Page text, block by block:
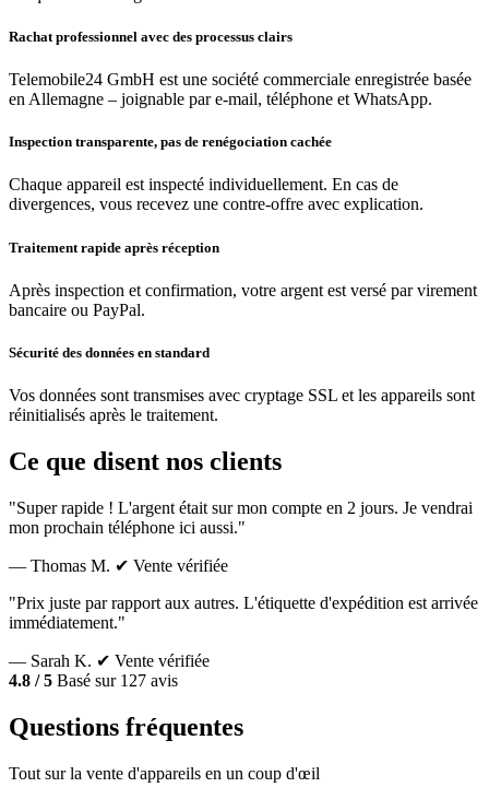
Rachat professionnel avec des processus clairs
Telemobile24 GmbH est une société commerciale enregistrée basée
en Allemagne – joignable par e-mail, téléphone et WhatsApp.
Inspection transparente, pas de renégociation cachée
Chaque appareil est inspecté individuellement. En cas de
divergences, vous recevez une contre-offre avec explication.
Traitement rapide après réception
Après inspection et confirmation, votre argent est versé par virement
bancaire ou PayPal.
Sécurité des données en standard
Vos données sont transmises avec cryptage SSL et les appareils sont
réinitialisés après le traitement.
Ce que disent nos clients
"Super rapide ! L'argent était sur mon compte en 2 jours. Je vendrai
mon prochain téléphone ici aussi."
— Thomas M. ✔ Vente vérifiée
"Prix juste par rapport aux autres. L'étiquette d'expédition est arrivée
immédiatement."
— Sarah K. ✔ Vente vérifiée
4.8 / 5 Basé sur 127 avis
Questions fréquentes
Tout sur la vente d'appareils en un coup d'œil